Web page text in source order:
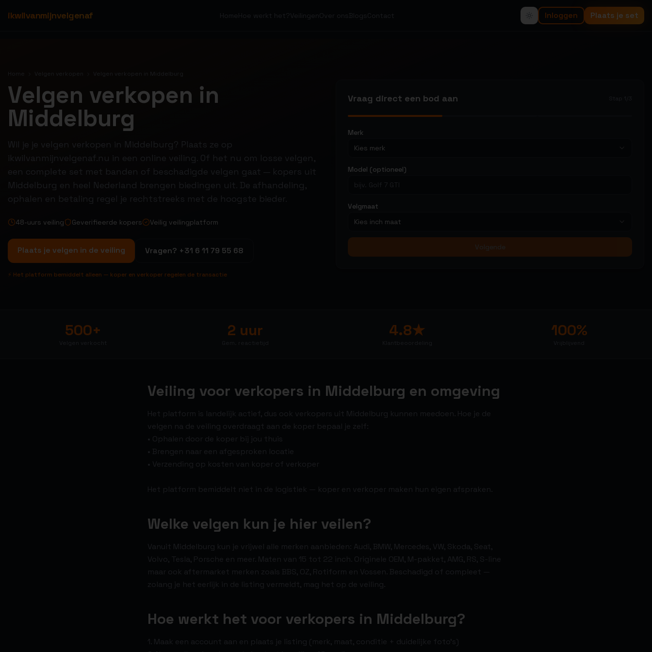
ikwilvanmijnvelgenaf HomeHoe werkt het? VeilingenOver ons Blogs Contact Inloggen Plaats je set
Home Velgen verkopen Velgen verkopen in Middelburg
Velgen verkopen in
Middelburg
Wil je je velgen verkopen in Middelburg? Plaats ze op
ikwilvanmijnvelgenaf.nu in een online veiling. Of het nu om losse velgen,
een complete set met banden of beschadigde velgen gaat — kopers uit
Middelburg en heel Nederland brengen biedingen uit. De afhandeling,
ophalen en betaling regel je rechtstreeks met de hoogste bieder.
48-uurs veiling Geverifieerde kopers Veilig veilingplatform
Plaats je velgen in de veiling Vragen? +31 6 11 79 55 68
⚡ Het platform bemiddelt alleen — koper en verkoper regelen de transactie
Vraag direct een bod aan
Merk
Kies merk
Model (optioneel)
Velgmaat
Kies inch maat
Volgende
500+ 2 uur 4.8★ 100%
Veiling voor verkopers in Middelburg en omgeving
Het platform is landelijk actief, dus ook verkopers uit Middelburg kunnen meedoen. Hoe je de
velgen na de veiling overdraagt aan de koper bepaal je zelf:
• Ophalen door de koper bij jou thuis
• Brengen naar een afgesproken locatie
• Verzending op kosten van koper of verkoper
Het platform bemiddelt niet in de logistiek — koper en verkoper maken hun eigen afspraken.
Welke velgen kun je hier veilen?
Vanuit Middelburg kun je vrijwel alle merken aanbieden: Audi, BMW, Mercedes, VW, Skoda, Seat,
Volvo, Tesla, Porsche en meer. Maten van 15 tot 22 inch. Originele OEM, M-pakket, AMG, RS, S-line
maar ook aftermarket merken zoals BBS, OZ, Rotiform en Vossen. Beschadigd of compleet —
zolang je het eerlijk in de listing vermeldt, mag het op de veiling.
Hoe werkt het voor verkopers in Middelburg?
1. Maak een account aan en plaats je listing (merk, maat, conditie + duidelijke foto's)